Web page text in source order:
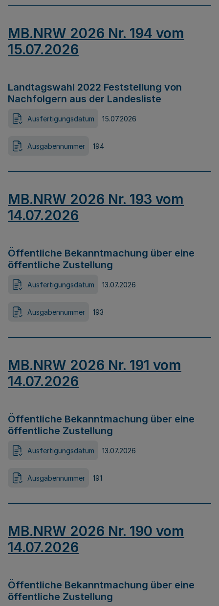
MB.NRW 2026 Nr. 194 vom
15.07.2026
Landtagswahl 2022 Feststellung von
Nachfolgern aus der Landesliste
Ausfertigungsdatum 15.07.2026
Ausgabennummer 194
MB.NRW 2026 Nr. 193 vom
14.07.2026
Öffentliche Bekanntmachung über eine
öffentliche Zustellung
Ausfertigungsdatum 13.07.2026
Ausgabennummer 193
MB.NRW 2026 Nr. 191 vom
14.07.2026
Öffentliche Bekanntmachung über eine
öffentliche Zustellung
Ausfertigungsdatum 13.07.2026
Ausgabennummer 191
MB.NRW 2026 Nr. 190 vom
14.07.2026
Öffentliche Bekanntmachung über eine
öffentliche Zustellung